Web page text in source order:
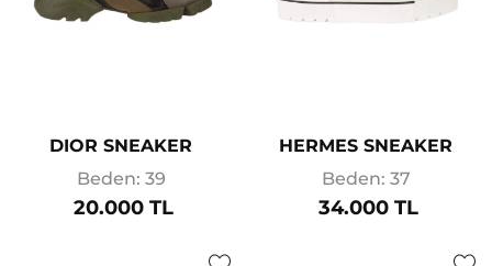
DIOR SNEAKER
Beden: 39
20.000 TL
HERMES SNEAKER
Beden: 37
34.000 TL